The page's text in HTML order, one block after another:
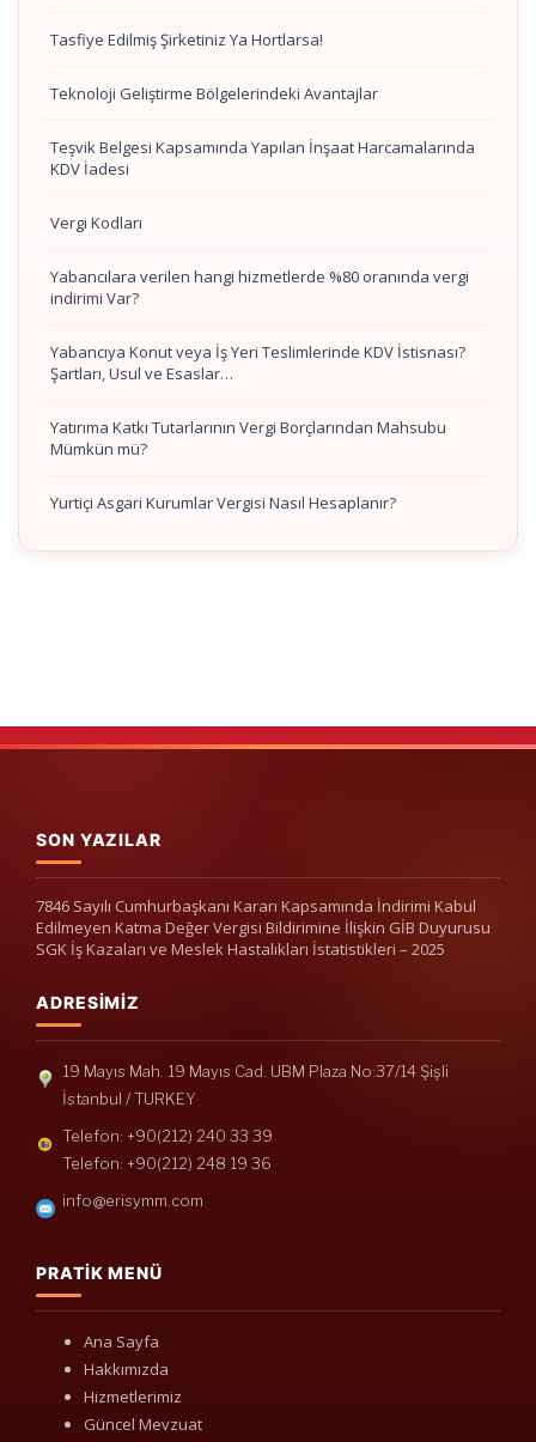
Tasfiye Edilmiş Şirketiniz Ya Hortlarsa!
Teknoloji Geliştirme Bölgelerindeki Avantajlar
Teşvik Belgesi Kapsamında Yapılan İnşaat Harcamalarında
KDV İadesi
Vergi Kodları
Yabancılara verilen hangi hizmetlerde %80 oranında vergi
indirimi Var?
Yabancıya Konut veya İş Yeri Teslimlerinde KDV İstisnası?
Şartları, Usul ve Esaslar…
Yatırıma Katkı Tutarlarının Vergi Borçlarından Mahsubu
Mümkün mü?
Yurtiçi Asgari Kurumlar Vergisi Nasıl Hesaplanır?
SON YAZILAR
7846 Sayılı Cumhurbaşkanı Kararı Kapsamında İndirimi Kabul
Edilmeyen Katma Değer Vergisi Bildirimine İlişkin GİB Duyurusu
SGK İş Kazaları ve Meslek Hastalıkları İstatistikleri – 2025
ADRESIMIZ
19 Mayıs Mah. 19 Mayıs Cad. UBM Plaza No:37/14 Şişli
İstanbul / TURKEY
Telefon: +90(212) 240 33 39
Telefon: +90(212) 248 19 36
info@erisymm.com
PRATIK MENÜ
Ana Sayfa
Hakkımızda
Hizmetlerimiz
Güncel Mevzuat